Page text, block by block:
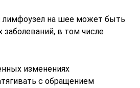
лимфоузел на шее может быть
заболеваний, в том числе
изменениях
с обращением